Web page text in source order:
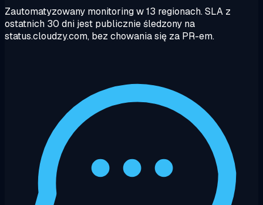
Zautomatyzowany monitoring w 13 regionach. SLA z
ostatnich 30 dni jest publicznie śledzony na
status.cloudzy.com, bez chowania się za PR-em.